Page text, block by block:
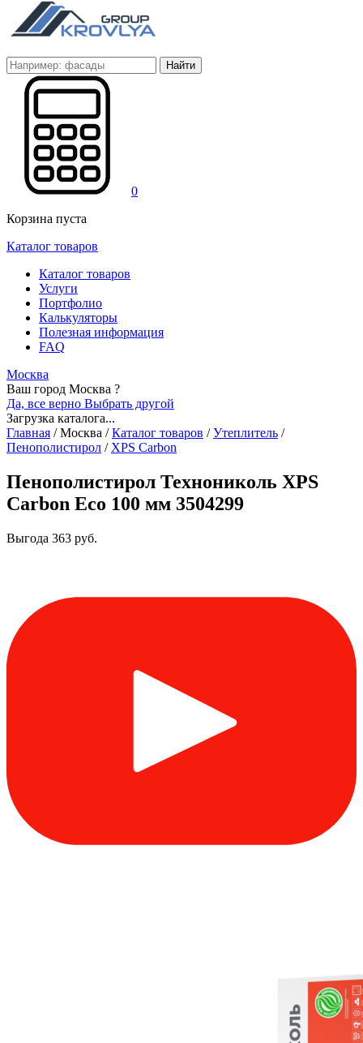
Найти
0
Корзина пуста
Каталог товаров
Каталог товаров
Услуги
Портфолио
Калькуляторы
Полезная информация
FAQ
Москва
Ваш город Москва ?
Да, все верно Выбрать другой
Загрузка каталога...
Главная /Москва / Каталог товаров / Утеплитель /
Пенополистирол / XPS Carbon
Пенополистирол Технониколь XPS
Carbon Eco 100 мм 3504299
Выгода 363 руб.